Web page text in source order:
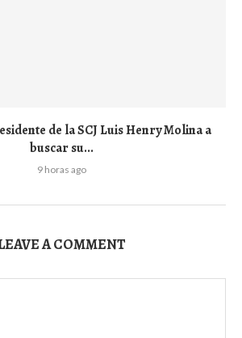
de la SCJ Luis Henry Molina a
buscar su...
9 horas ago
A COMMENT